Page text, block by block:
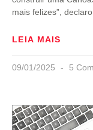
mais felizes”,
LEIA MAIS
09/01/2025 5